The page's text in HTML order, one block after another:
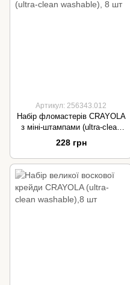
Артикул: 256343.012
Набір фломастерів CRAYOLA
з міні-штампами (ultra-clean
washable), 8 шт
228 грн